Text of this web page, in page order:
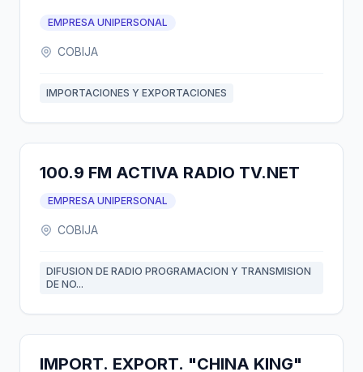
EMPRESA UNIPERSONAL
COBIJA
IMPORTACIONES Y EXPORTACIONES
100.9 FM ACTIVA RADIO TV.NET
EMPRESA UNIPERSONAL
COBIJA
DIFUSION DE RADIO PROGRAMACION Y TRANSMISION
DE NO...
IMPORT. EXPORT. "CHINA KING"